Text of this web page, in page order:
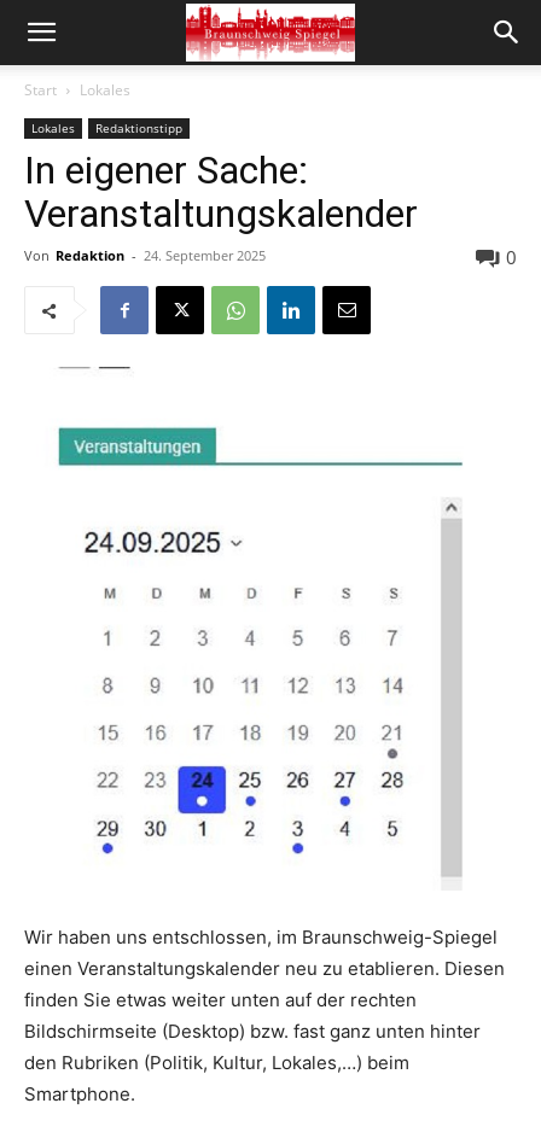
Start Lokales
Lokales Redaktionstipp
In eigener Sache:
Veranstaltungskalender
Von Redaktion - 24. September 2025 0
Wir haben uns entschlossen, im Braunschweig-Spiegel
einen Veranstaltungskalender neu zu etablieren. Diesen
finden Sie etwas weiter unten auf der rechten
Bildschirmseite (Desktop) bzw. fast ganz unten hinter
den Rubriken (Politik, Kultur, Lokales,…) beim
Smartphone.